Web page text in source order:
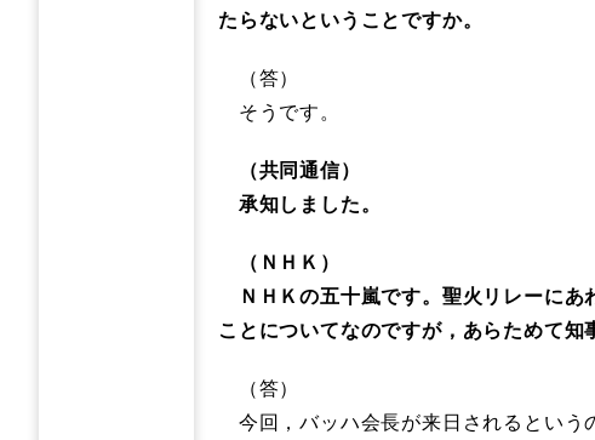
たらないということですか。
（答）
そうです。
（共同通信）
承知しました。
（ＮＨＫ）
ＮＨＫの五十嵐です。聖火リレーにあ
ことについてなのですが，あらためて知
（答）
今回，バッハ会長が来日されるという